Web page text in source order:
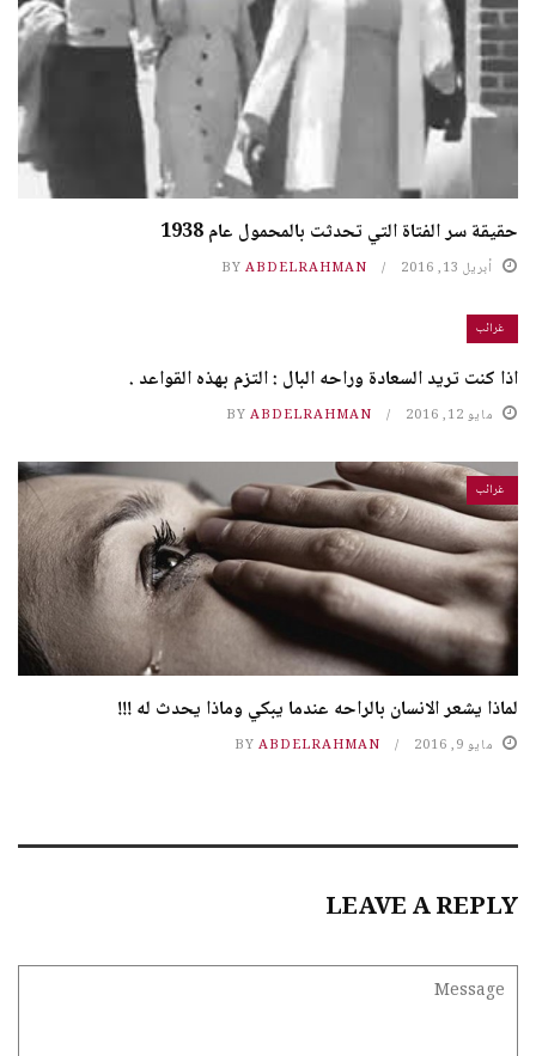
حقيقة سر الفتاة التي تحدثت بالمحمول عام 1938
أبريل 13, 2016 BY ABDELRAHMAN
غرائب
اذا كنت تريد السعادة وراحه البال : التزم بهذه القواعد .
مايو 12, 2016 BY ABDELRAHMAN
غرائب
لماذا يشعر الانسان بالراحه عندما يبكي وماذا يحدث له !!!
مايو 9, 2016 BY ABDELRAHMAN
LEAVE A REPLY